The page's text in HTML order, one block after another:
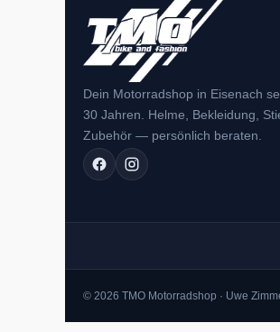
Dein Motorradshop in Eisenach
30 Jahren. Helme, Bekleidung,
Zubehör — persönlich beraten.
© 2026 TMO Motorradshop · Uwe